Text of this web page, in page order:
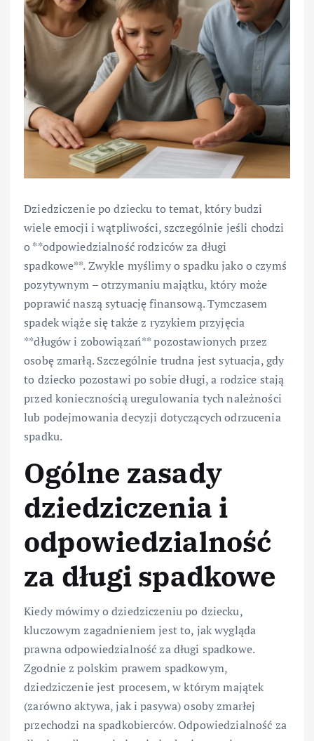
Dziedziczenie po dziecku to temat, który budzi
wiele emocji i wątpliwości, szczególnie jeśli chodzi
o **odpowiedzialność rodziców za długi
spadkowe**. Zwykle myślimy o spadku jako o czymś
pozytywnym – otrzymaniu majątku, który może
poprawić naszą sytuację finansową. Tymczasem
spadek wiąże się także z ryzykiem przyjęcia
**długów i zobowiązań** pozostawionych przez
osobę zmarłą. Szczególnie trudna jest sytuacja, gdy
to dziecko pozostawi po sobie długi, a rodzice stają
przed koniecznością uregulowania tych należności
lub podejmowania decyzji dotyczących odrzucenia
spadku.
Ogólne zasady
dziedziczenia i
odpowiedzialność
za długi spadkowe
Kiedy mówimy o dziedziczeniu po dziecku,
kluczowym zagadnieniem jest to, jak wygląda
prawna odpowiedzialność za długi spadkowe.
Zgodnie z polskim prawem spadkowym,
dziedziczenie jest procesem, w którym majątek
(zarówno aktywa, jak i pasywa) osoby zmarłej
przechodzi na spadkobierców. Odpowiedzialność za